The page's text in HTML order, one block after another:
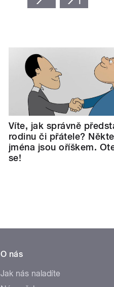
Víte, jak správně
rodinu či přátele?
jména jsou oříškem.
se!
O nás
Jak nás naladíte